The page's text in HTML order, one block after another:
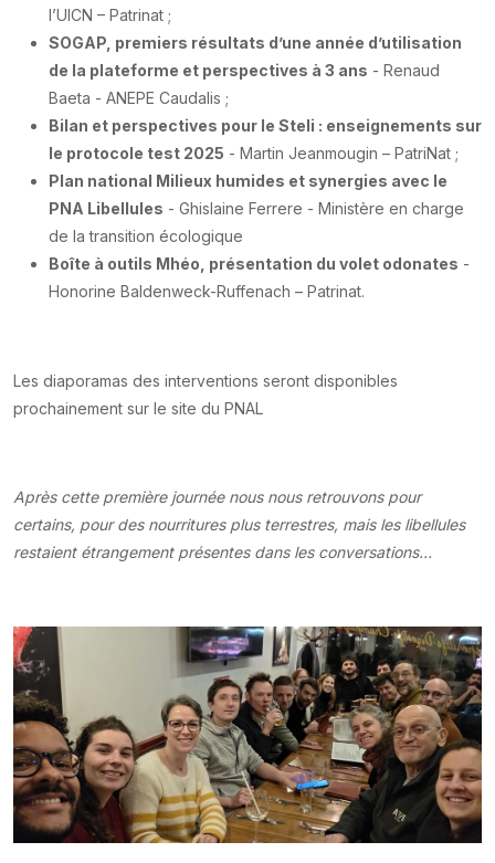
l’UICN – Patrinat ;
SOGAP, premiers résultats d’une année d’utilisation
de la plateforme et perspectives à 3 ans - Renaud
Baeta - ANEPE Caudalis ;
Bilan et perspectives pour le Steli : enseignements sur
le protocole test 2025 - Martin Jeanmougin – PatriNat ;
Plan national Milieux humides et synergies avec le
PNA Libellules - Ghislaine Ferrere - Ministère en charge
de la transition écologique
Boîte à outils Mhéo, présentation du volet odonates -
Honorine Baldenweck-Ruffenach – Patrinat.
Les diaporamas des interventions seront disponibles
prochainement sur le site du PNAL
Après cette première journée nous nous retrouvons pour
certains, pour des nourritures plus terrestres, mais les libellules
restaient étrangement présentes dans les conversations…